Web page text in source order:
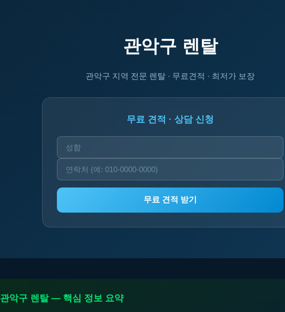
관악구 렌탈
관악구 지역 전문 렌탈 · 무료견적 · 최저가 보장
무료 견적 · 상담 신청
무료 견적 받기
관악구 렌탈 — 핵심 정보 요약